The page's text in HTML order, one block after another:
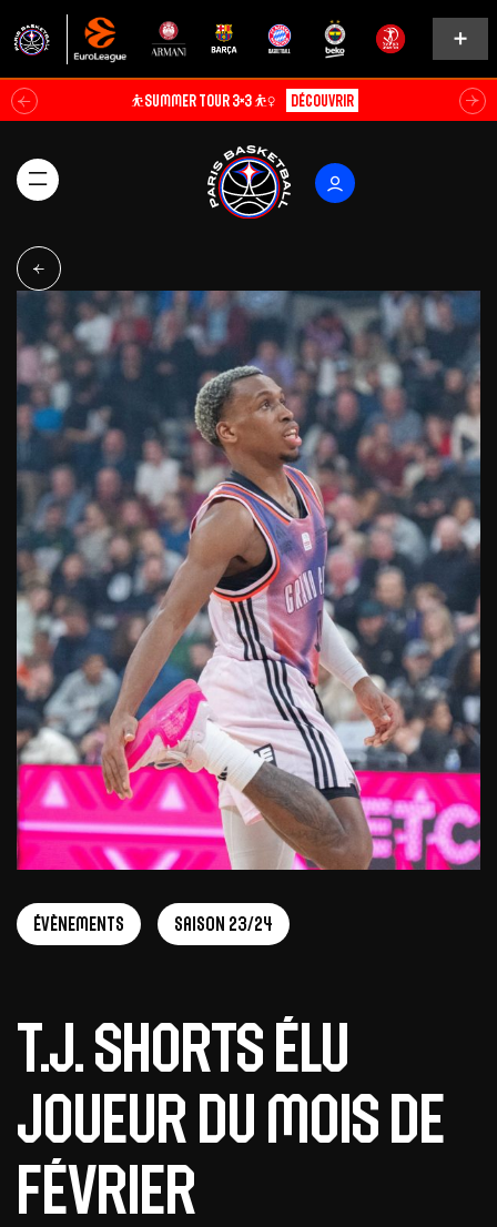
⛹️SUMMER TOUR 3×3 ⛹️‍♀️ Découvrir
Évènements Saison 23/24
T.J. Shorts élu
joueur du mois de
février